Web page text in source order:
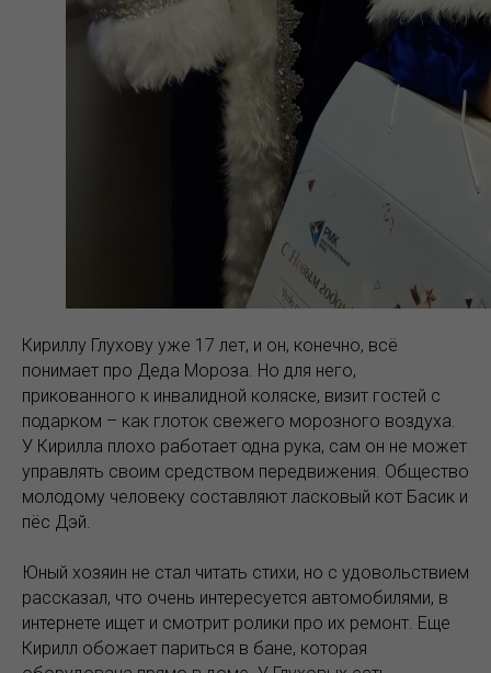
Кириллу Глухову уже 17 лет, и он, конечно, всё
понимает про Деда Мороза. Но для него,
прикованного к инвалидной коляске, визит гостей с
подарком – как глоток свежего морозного воздуха.
У Кирилла плохо работает одна рука, сам он не может
управлять своим средством передвижения. Общество
молодому человеку составляют ласковый кот Басик и
пёс Дэй.
Юный хозяин не стал читать стихи, но с удовольствием
рассказал, что очень интересуется автомобилями, в
интернете ищет и смотрит ролики про их ремонт. Еще
Кирилл обожает париться в бане, которая